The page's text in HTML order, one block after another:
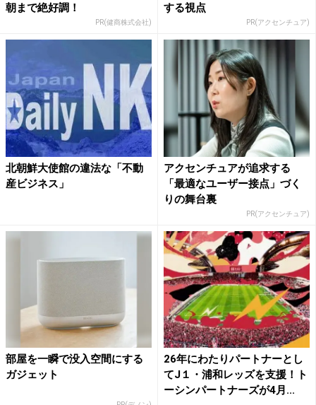
朝まで絶好調！
PR(健商株式会社)
する視点
PR(アクセンチュア)
北朝鮮大使館の違法な「不動
産ビジネス」
アクセンチュアが追求する
「最適なユーザー接点」づく
りの舞台裏
PR(アクセンチュア)
部屋を一瞬で没入空間にする
ガジェット
26年にわたりパートナーとし
てJ１・浦和レッズを支援！ト
ーシンパートナーズが4月...